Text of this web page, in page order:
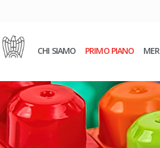
CHI SIAMO PRIMO PIANO